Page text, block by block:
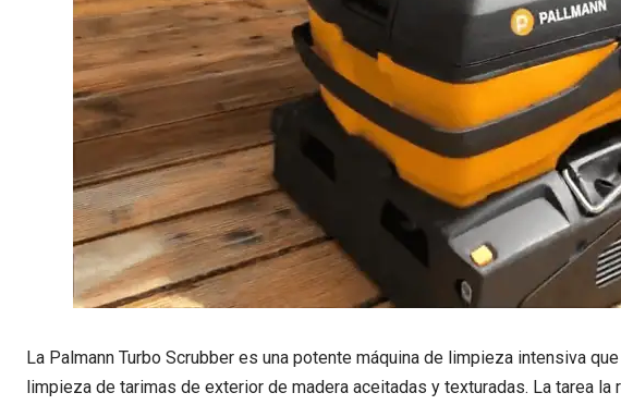
La Palmann Turbo Scrubber es una potente máquina de limpieza intensiva
limpieza de tarimas de exterior de madera aceitadas y texturadas. La tarea